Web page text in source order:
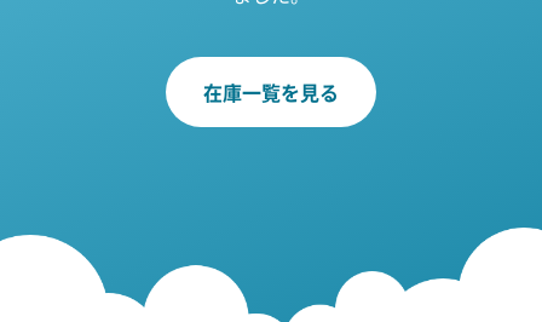
在庫一覧を見る